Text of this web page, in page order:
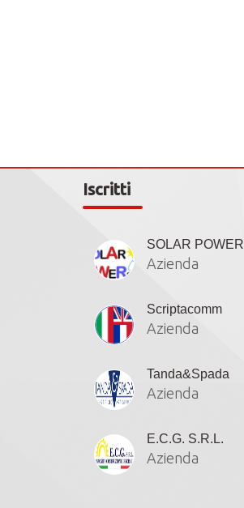
Iscritti
SOLAR POWER
Azienda
Scriptacomm
Azienda
Tanda&Spada
Azienda
E.C.G. S.R.L.
Azienda